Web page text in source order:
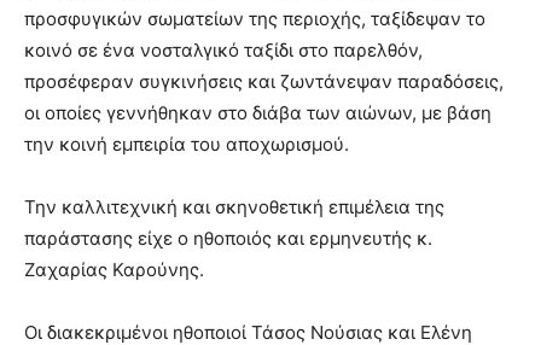
προσφυγικών σωματείων της περιοχής, ταξίδεψαν το
κοινό σε ένα νοσταλγικό ταξίδι στο παρελθόν,
προσέφεραν συγκινήσεις και ζωντάνεψαν παραδόσεις,
οι οποίες γεννήθηκαν στο διάβα των αιώνων, με βάση
την κοινή εμπειρία του αποχωρισμού.
Την καλλιτεχνική και σκηνοθετική επιμέλεια της
παράστασης είχε ο ηθοποιός και ερμηνευτής κ.
Ζαχαρίας Καρούνης.
Οι διακεκριμένοι ηθοποιοί Τάσος Νούσιας και Ελένη